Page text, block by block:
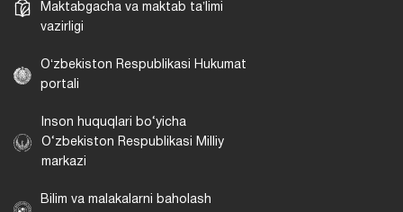
Maktabgacha va maktab taʼlimi
vazirligi
Oʻzbekiston Respublikasi Hukumat
portali
Inson huquqlari bo‘yicha
O‘zbekiston Respublikasi Milliy
markazi
Bilim va malakalarni baholash